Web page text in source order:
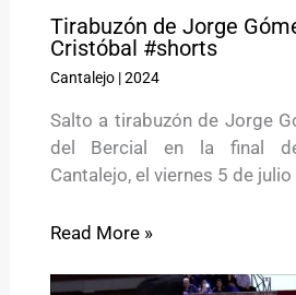
Tirabuzón de Jorge
Cristóbal #shorts
Cantalejo|2024
Salto a tirabuzón de Jorge
del Bercial en la final
Cantalejo, el viernes 5 de
Read More »